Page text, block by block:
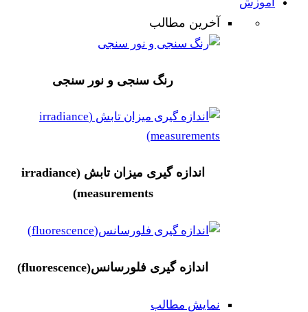
آخرین مطالب
رنگ سنجی و نور سنجی
اندازه گیری میزان تابش (irradiance
measurements)
اندازه گیری فلورسانس(fluorescence)
نمایش مطالب